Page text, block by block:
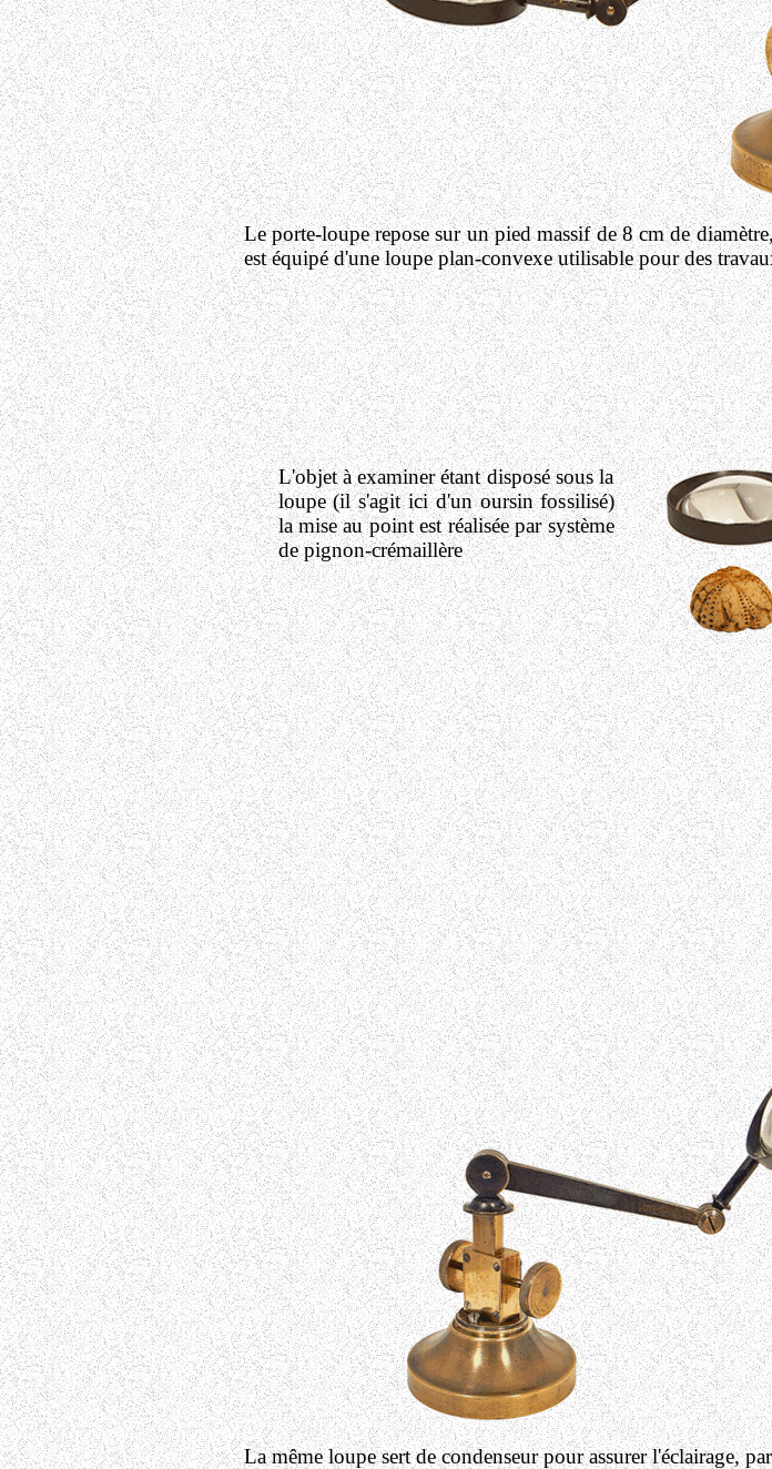
Le porte-loupe repose sur un pied massif de 8 cm de
est équipé d'une loupe plan-convexe utilisable pour des
L'objet à examiner étant disposé sous la
loupe (il s'agit ici d'un oursin fossilisé)
la mise au point est réalisée par système
de pignon-crémaillère
La même loupe sert de condenseur pour assurer l'éclairage,